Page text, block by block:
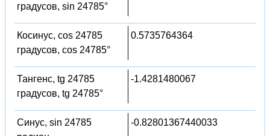
градусов, sin 24785°
Косинус, cos 24785
градусов, cos 24785°
0.5735764364
Тангенс, tg 24785
градусов, tg 24785°
-1.4281480067
Синус, sin 24785
-0.82801367440033